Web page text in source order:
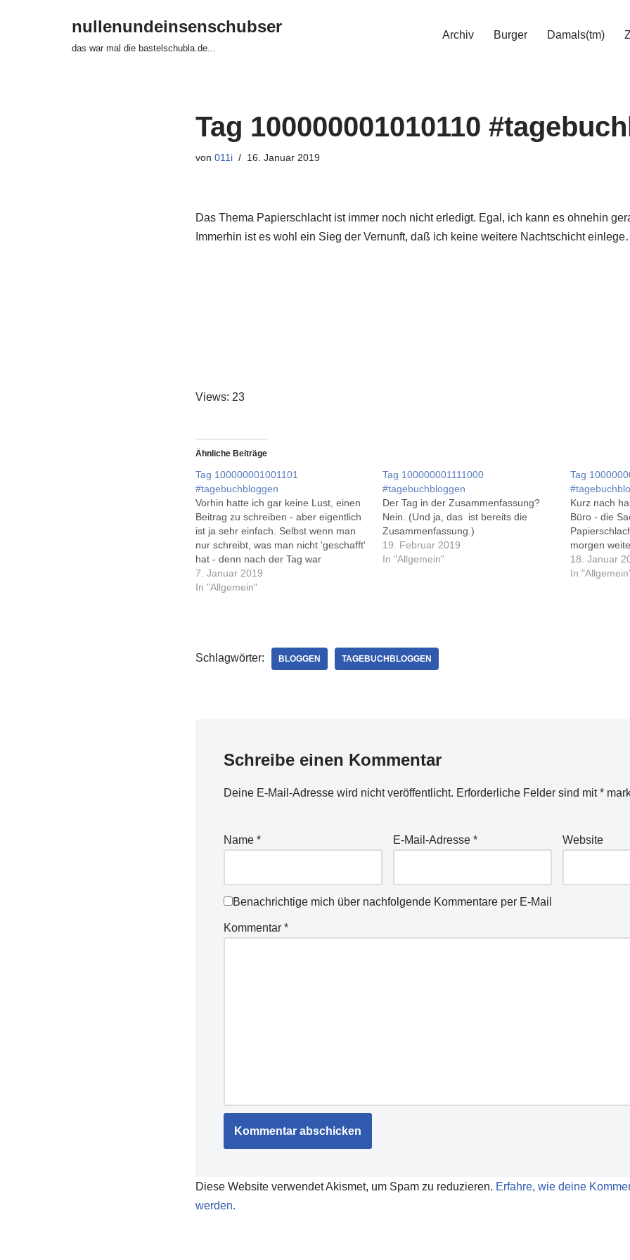
nullenundeinsenschubser
das war mal die bastelschubla.de...
Archiv Burger Damals(tm)
Tag 100000001010110
von 011i 16. Januar 2019
Das Thema Papierschlacht ist immer noch nicht erledigt. Egal, ich kann es ohnehin
Immerhin ist es wohl ein Sieg der Vernunft, daß ich keine weitere Nachtschicht
Views: 23
Ähnliche Beiträge
Tag 100000001001101
#tagebuchbloggen
Vorhin hatte ich gar keine Lust, einen
Beitrag zu schreiben - aber eigentlich
ist ja sehr einfach. Selbst wenn man
nur schreibt, was man nicht 'geschafft'
hat - denn nach der Tag war
anstrengender (aber auch
erfolgreicher) als erwartet. Nur über
7. Januar 2019
In "Allgemein"
Tag 100000001111000
#tagebuchbloggen
Der Tag in der Zusammenfassung?
Nein. (Und ja, das ist bereits die
Zusammenfassung.)
19. Februar 2019
In "Allgemein"
Tag
Kurz nach
Büro - die
morgen
18. Januar
In
Schlagwörter: BLOGGEN TAGEBUCHBLOGGEN
Schreibe einen Kommentar
Deine E-Mail-Adresse wird nicht veröffentlicht. Erforderliche Felder sind mit*
Name * E-Mail-Adresse * Website
Benachrichtige mich über nachfolgende Kommentare per E-Mail
Kommentar *
Diese Website verwendet Akismet, um Spam zu reduzieren. Erfahre, wie deine
werden.